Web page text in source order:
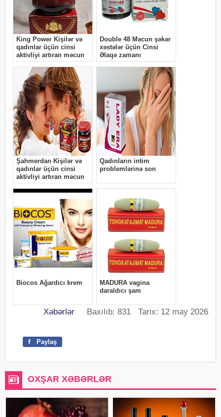
Xəbərlər Baxılıb: 831 Tarix: 12 may 2026
f Paylaş
OXŞAR XƏBƏRLƏR